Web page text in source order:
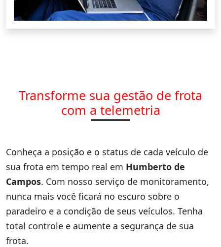
Transforme sua gestão de frota
com a telemetria
Conheça a posição e o status de cada veículo de
sua frota em tempo real em Humberto de
Campos. Com nosso serviço de monitoramento,
nunca mais você ficará no escuro sobre o
paradeiro e a condição de seus veículos. Tenha
total controle e aumente a segurança de sua
frota.